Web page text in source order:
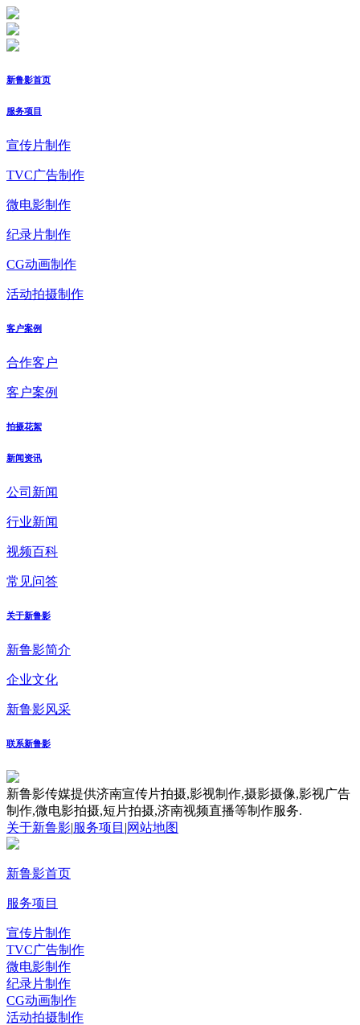
新鲁影首页
服务项目
宣传片制作
TVC广告制作
微电影制作
纪录片制作
CG动画制作
活动拍摄制作
客户案例
合作客户
客户案例
拍摄花絮
新闻资讯
公司新闻
行业新闻
视频百科
常见问答
关于新鲁影
新鲁影简介
企业文化
新鲁影风采
联系新鲁影
新鲁影传媒提供济南宣传片拍摄,影视制作,摄影摄像,影视广告
制作,微电影拍摄,短片拍摄,济南视频直播等制作服务.
关于新鲁影|服务项目 |网站地图
新鲁影首页
服务项目
宣传片制作
TVC广告制作
微电影制作
纪录片制作
CG动画制作
活动拍摄制作